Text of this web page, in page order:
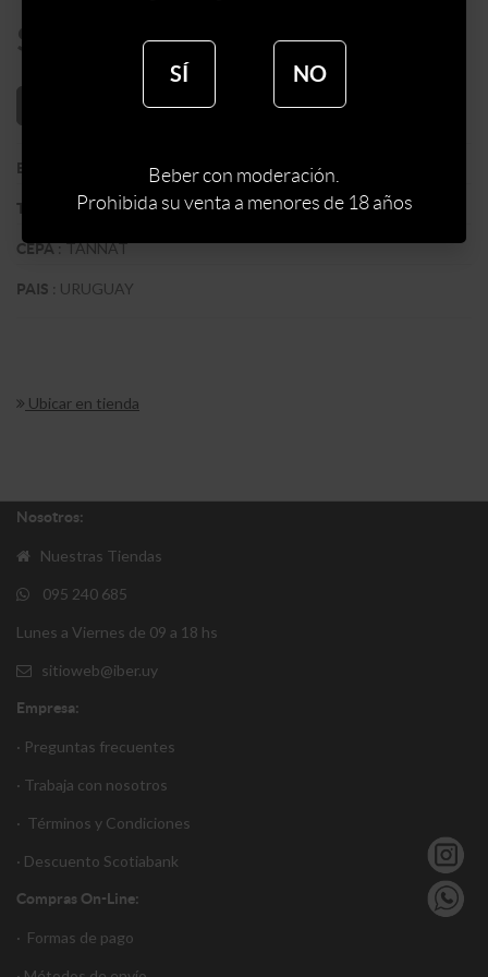
$
AÑADIR AL CARRITO
BODEGA BODEGA EL CAPRICHO
TIPO DE VINO:ROSADO
CEPA:TANNAT
PAIS : URUGUAY
Ubicar en tienda
Nosotros:
Nuestras Tiendas
095 240 685
Lunes a Viernes de 09 a 18 hs
sitioweb@iber.uy
Empresa:
· Preguntas frecuentes
· Trabaja con nosotros
· Términos y Condiciones
· Descuento Scotiabank
Compras On-Line:
· Formas de pago
SÍ NO
Beber con moderación.
Prohibida su venta a menores de 18 años